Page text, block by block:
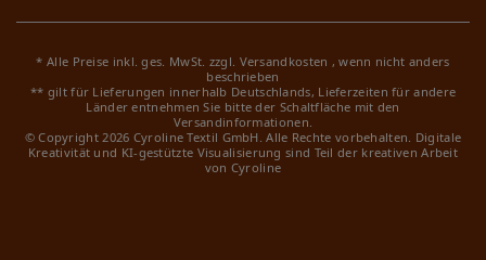
* Alle Preise inkl. ges. MwSt. zzgl. Versandkosten , wenn nicht anders
beschrieben
** gilt für Lieferungen innerhalb Deutschlands, Lieferzeiten für andere
Länder entnehmen Sie bitte der Schaltfläche mit den
Versandinformationen.
© Copyright 2026 Cyroline Textil GmbH. Alle Rechte vorbehalten. Digitale
Kreativität und KI-gestützte Visualisierung sind Teil der kreativen Arbeit
von Cyroline